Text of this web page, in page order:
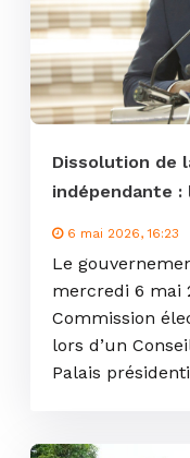
Dissolution de
indépendante :
6 mai 2026, 16:23
Le
mercredi 6 mai
Commission
lors d’un
Palais